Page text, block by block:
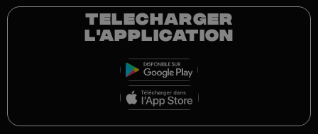
TELECHARGER
L'APPLICATION